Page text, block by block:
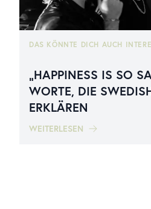
DAS KÖNNTE DICH AUCH
„HAPPINESS IS SO
WORTE, DIE
ERKLÄREN
WEITERLESEN